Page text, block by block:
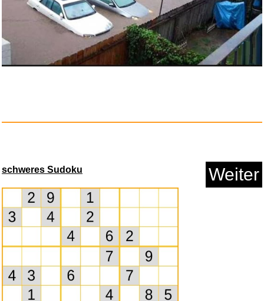
Staatenlos: Ein globales (steu...
vit4ever L-Tryptophan - 365 Ka...
schweres Sudoku Weiter